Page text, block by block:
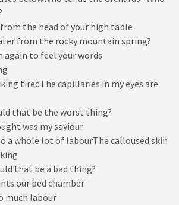
the head of your high table
from the rocky mountain spring?
again to feel your words
tiredThe capillaries in my eyes are
that be the worst thing?
was my saviour
a whole lot of labourThe calloused skin
that be a bad thing?
our bed chamber
much labour